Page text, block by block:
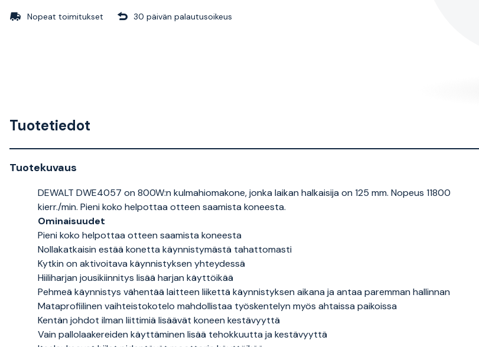
Nopeat toimitukset 30 päivän palautusoikeus
Tuotetiedot
Tuotekuvaus
DEWALT DWE4057 on 800W:n kulmahiomakone, jonka laikan halkaisija on 125 mm. Nopeus 11800
kierr./min. Pieni koko helpottaa otteen saamista koneesta.
Ominaisuudet
Pieni koko helpottaa otteen saamista koneesta
Nollakatkaisin estää konetta käynnistymästä tahattomasti
Kytkin on aktivoitava käynnistyksen yhteydessä
Hiiliharjan jousikiinnitys lisää harjan käyttöikää
Pehmeä käynnistys vähentää laitteen liikettä käynnistyksen aikana ja antaa paremman hallinnan
Mataprofiilinen vaihteistokotelo mahdollistaa työskentelyn myös ahtaissa paikoissa
Kentän johdot ilman liittimiä lisäävät koneen kestävyyttä
Vain pallolaakereiden käyttäminen lisää tehokkuutta ja kestävyyttä